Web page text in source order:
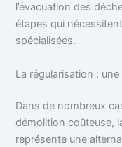
l’évacuation des
étapes qui
spécialisées.
La régularisation :
Dans de nombreux
démolition coûteuse,
représente une